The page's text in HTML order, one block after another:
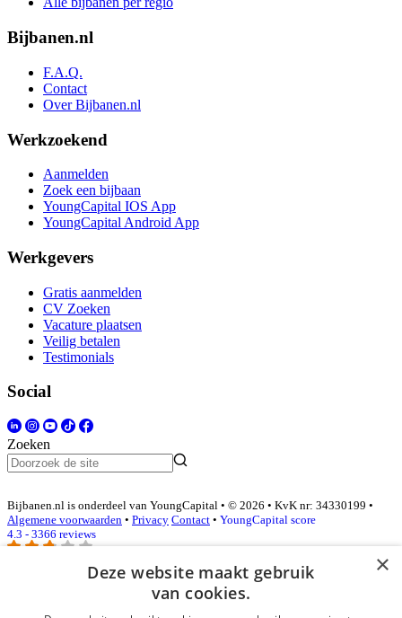
Bijbanen.nl
F.A.Q.
Contact
Over Bijbanen.nl
Werkzoekend
Aanmelden
Zoek een bijbaan
YoungCapital IOS App
YoungCapital Android App
Werkgevers
Gratis aanmelden
CV Zoeken
Vacature plaatsen
Veilig betalen
Testimonials
Social
Zoeken
Bijbanen.nl is onderdeel van YoungCapital • © 2026 • KvK nr: 34330199 •
Algemene voorwaarden • Privacy Contact • YoungCapital score
4.3 - 3366 reviews
×
Deze website maakt gebruik
van cookies.